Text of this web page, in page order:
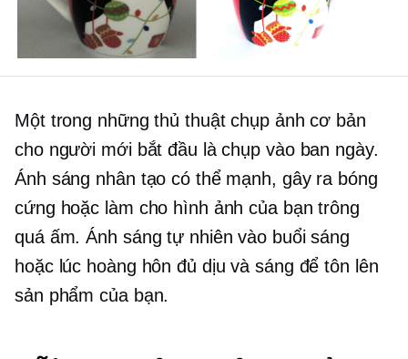
Một trong những thủ thuật chụp ảnh cơ bản
cho người mới bắt đầu là chụp vào ban ngày.
Ánh sáng nhân tạo có thể mạnh, gây ra bóng
cứng hoặc làm cho hình ảnh của bạn trông
quá ấm. Ánh sáng tự nhiên vào buổi sáng
hoặc lúc hoàng hôn đủ dịu và sáng để tôn lên
sản phẩm của bạn.